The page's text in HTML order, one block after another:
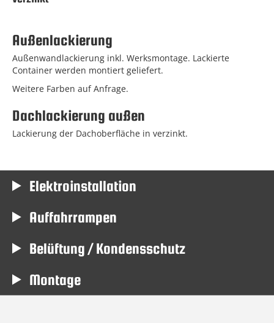
Außenlackierung
Außenwandlackierung inkl. Werksmontage. Lackierte
Container werden montiert geliefert.
Weitere Farben auf Anfrage.
Dachlackierung außen
Lackierung der Dachoberfläche in verzinkt.
Elektroinstallation
Auffahrrampen
Belüftung / Kondensschutz
Montage